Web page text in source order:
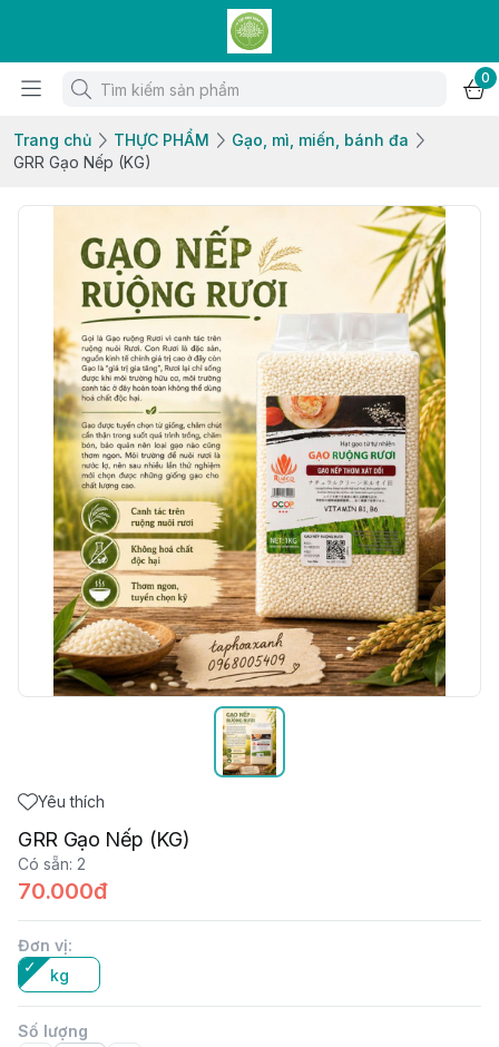
0
Trang chủ THỰC PHẨM
Gạo, mì, miến, bánh đa
GRR Gạo Nếp (KG)
Yêu thích
GRR Gạo Nếp (KG)
Có sẵn: 2
70.000đ
Đơn vị:
kg
Số lượng